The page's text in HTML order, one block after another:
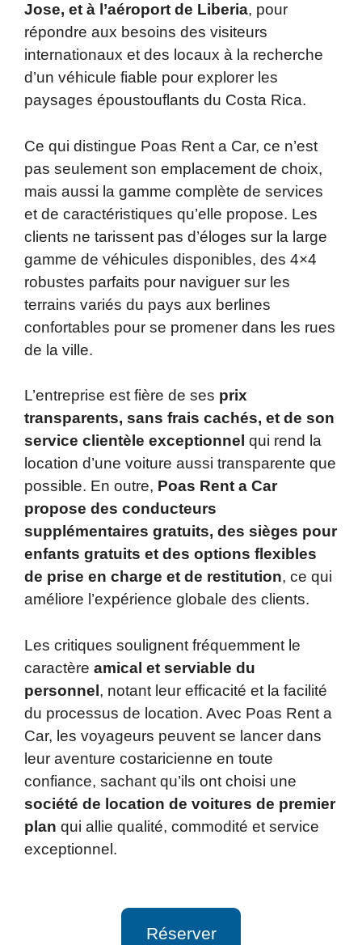
Jose, et à l’aéroport de Liberia, pour
répondre aux besoins des visiteurs
internationaux et des locaux à la recherche
d’un véhicule fiable pour explorer les
paysages époustouflants du Costa Rica.
Ce qui distingue Poas Rent a Car, ce n’est
pas seulement son emplacement de choix,
mais aussi la gamme complète de services
et de caractéristiques qu’elle propose. Les
clients ne tarissent pas d’éloges sur la large
gamme de véhicules disponibles, des 4×4
robustes parfaits pour naviguer sur les
terrains variés du pays aux berlines
confortables pour se promener dans les rues
de la ville.
L’entreprise est fière de ses prix
transparents, sans frais cachés, et de son
service clientèle exceptionnel qui rend la
location d’une voiture aussi transparente que
possible. En outre, Poas Rent a Car
propose des conducteurs
supplémentaires gratuits, des sièges pour
enfants gratuits et des options flexibles
de prise en charge et de restitution, ce qui
améliore l’expérience globale des clients.
Les critiques soulignent fréquemment le
caractère amical et serviable du
personnel, notant leur efficacité et la facilité
du processus de location. Avec Poas Rent a
Car, les voyageurs peuvent se lancer dans
leur aventure costaricienne en toute
confiance, sachant qu’ils ont choisi une
société de location de voitures de premier
plan qui allie qualité, commodité et service
exceptionnel.
Réserver